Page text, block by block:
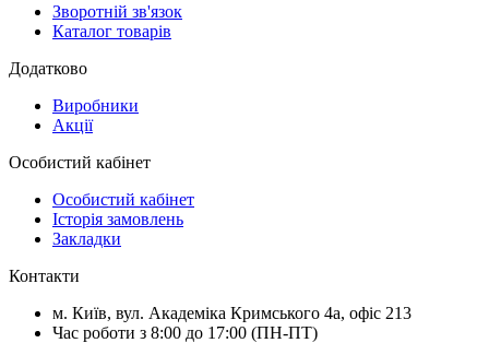
Зворотній зв'язок
Каталог товарів
Додатково
Виробники
Акції
Особистий кабінет
Особистий кабінет
Історія замовлень
Закладки
Контакти
м. Київ, вул. Академіка Кримського 4а, офіс 213
Час роботи з 8:00 до 17:00 (ПН-ПТ)